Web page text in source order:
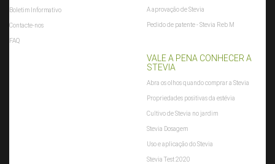
Boletim Informativo
Contacte-nos
FAQ
A aprovação de Stevia
Pedido de patente - Stevia Reb M
VALE A PENA CONHECER A
STEVIA
Abra os olhos quando comprar a Stevia
Propriedades positivas da estévia
Cultivo de Stevia no jardim
Stevia Dosagem
Uso e aplicação do Stevia
Stevia Test 2020